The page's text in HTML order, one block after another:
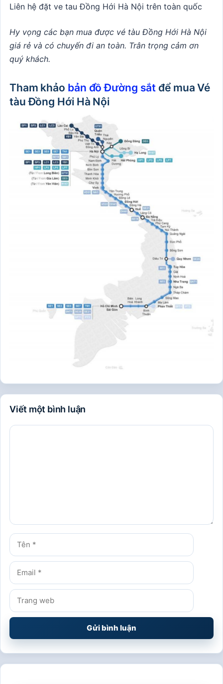
Liên hệ đặt ve tau Đồng Hới Hà Nội trên toàn quốc
Hy vọng các bạn mua được vé tàu Đồng Hới Hà Nội
giá rẻ và có chuyến đi an toàn. Trân trọng cảm ơn
quý khách.
Tham khảo bản đồ Đường sắt để mua Vé
tàu Đồng Hới Hà Nội
Viết một bình luận
Bình
Tên
Email
Trang
web